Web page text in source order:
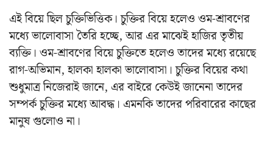
এই বিয়ে ছিল চুক্তিভিত্তিক। চুক্তির বিয়ে হলেও ওম-শ্রাবণের
মধ্যে ভালোবাসা তৈরি হচ্ছে, আর এর মাঝেই হাজির তৃতীয়
ব্যক্তি। ওম-শ্রাবণের বিয়ে চুক্তিতে হলেও তাদের মধ্যে রয়েছে
রাগ-অভিমান, হালকা হালকা ভালোবাসা। চুক্তির বিয়ের কথা
শুধুমাত্র নিজেরাই জানে, এর বাইরে কেউই জানেনা তাদের
সম্পর্ক চুক্তির মধ্যে আবদ্ধ। এমনকি তাদের পরিবারের কাছের
মানুষ গুলোও না।